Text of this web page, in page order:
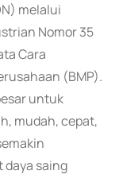
melalui
Nomor 35
Cara
(BMP).
untuk
mudah, cepat,
daya saing